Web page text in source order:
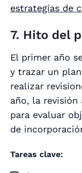
estrategias de
7. Hito del
El primer año
y trazar un
realizar
año, la revisión
para evaluar
de
Tareas clave: